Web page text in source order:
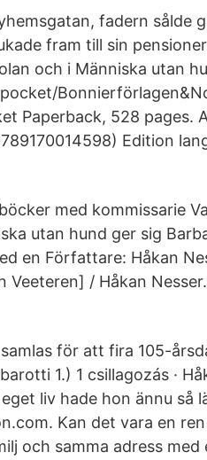
fadern sålde
fram till sin
och i Människa utan
Paperback, 528 pages.
Edition
med kommissarie
utan hund ger sig
en Författare: Håkan
Veeteren] / Håkan Nesser.
för att fira 105-
1.) 1 csillagozás ·
liv hade hon ännu så
Kan det vara en
och samma adress